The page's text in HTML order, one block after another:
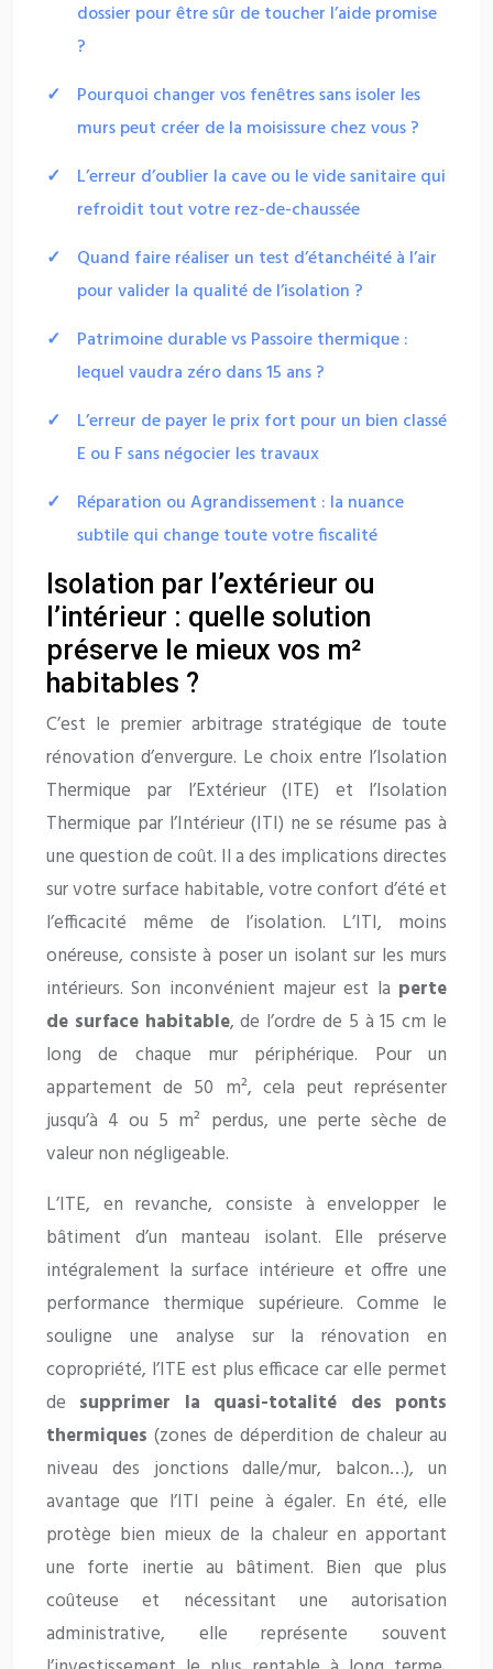
dossier pour être sûr de toucher l’aide promise
?
Pourquoi changer vos fenêtres sans isoler les
murs peut créer de la moisissure chez vous ?
L’erreur d’oublier la cave ou le vide sanitaire qui
refroidit tout votre rez-de-chaussée
Quand faire réaliser un test d’étanchéité à l’air
pour valider la qualité de l’isolation ?
Patrimoine durable vs Passoire thermique :
lequel vaudra zéro dans 15 ans ?
L’erreur de payer le prix fort pour un bien classé
E ou F sans négocier les travaux
Réparation ou Agrandissement : la nuance
subtile qui change toute votre fiscalité
Isolation par l’extérieur ou
l’intérieur : quelle solution
préserve le mieux vos m²
habitables ?
C’est le premier arbitrage stratégique de toute
rénovation d’envergure. Le choix entre l’Isolation
Thermique par l’Extérieur (ITE) et l’Isolation
Thermique par l’Intérieur (ITI) ne se résume pas à
une question de coût. Il a des implications directes
sur votre surface habitable, votre confort d’été et
l’efficacité même de l’isolation. L’ITI, moins
onéreuse, consiste à poser un isolant sur les murs
intérieurs. Son inconvénient majeur est la perte
de surface habitable, de l’ordre de 5 à 15 cm le
long de chaque mur périphérique. Pour un
appartement de 50 m², cela peut représenter
jusqu’à 4 ou 5 m² perdus, une perte sèche de
valeur non négligeable.
L’ITE, en revanche, consiste à envelopper le
bâtiment d’un manteau isolant. Elle préserve
intégralement la surface intérieure et offre une
performance thermique supérieure. Comme le
souligne une analyse sur la rénovation en
copropriété, l’ITE est plus efficace car elle permet
de supprimer la quasi-totalité des ponts
thermiques (zones de déperdition de chaleur au
niveau des jonctions dalle/mur, balcon…), un
avantage que l’ITI peine à égaler. En été, elle
protège bien mieux de la chaleur en apportant
une forte inertie au bâtiment. Bien que plus
coûteuse et nécessitant une autorisation
administrative, elle représente souvent